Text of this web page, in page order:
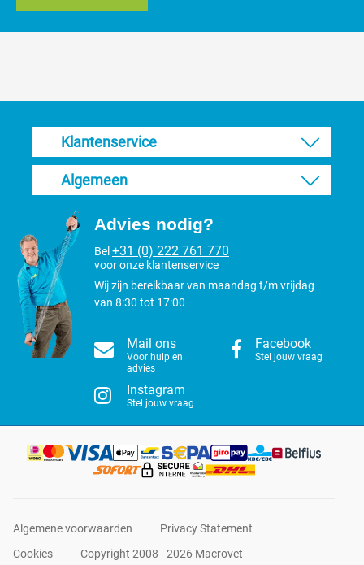
Klantenservice
Algemeen
Advies nodig?
Bel +31 (0) 222 761 770
voor onze klantenservice
Wij zijn bereikbaar van maandag t/m vrijdag
van 8:30 tot 17:00
Mail ons
Voor hulp en
advies
Facebook
Stel jouw vraag
Instagram
Stel jouw vraag
Algemene voorwaarden
Privacy Statement
Cookies
Copyright 2008 - 2026 Macrovet